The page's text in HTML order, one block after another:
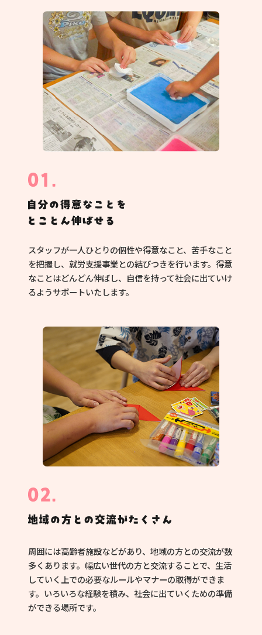
スタッフが一人ひとりの個性や得意なこと、苦手なこと
を把握し、就労支援事業との結びつきを行います。得意
なことはどんどん伸ばし、自信を持って社会に出ていけ
るようサポートいたします。
周囲には高齢者施設などがあり、地域の方との交流が数
多くあります。幅広い世代の方と交流することで、生活
していく上での必要なルールやマナーの取得ができま
す。いろいろな経験を積み、社会に出ていくための準備
ができる場所です。